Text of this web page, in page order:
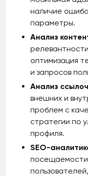
наличие
параметры.
Анализ
оптимизация
и запросов
Анализ
внешних и
проблем с
стратегии по
профиля.
SEO-